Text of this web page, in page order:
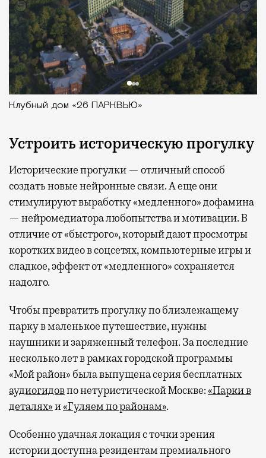
Клубный дом «26 ПАРКВЬЮ»
Устроить историческую прогулку
Исторические прогулки — отличный способ
создать новые нейронные связи. А еще они
стимулируют выработку «медленного» дофамина
— нейромедиатора любопытства и мотивации. В
отличие от «быстрого», который дают просмотры
коротких видео в соцсетях, компьютерные игры и
сладкое, эффект от «медленного» сохраняется
надолго.
Чтобы превратить прогулку по близлежащему
парку в маленькое путешествие, нужны
наушники и заряженный телефон. За последние
несколько лет в рамках городской программы
«Мой район» была выпущена серия бесплатных
аудиогидовпо нетуристической Москве:«Парки в
деталях»и«Гуляем по районам».
Особенно удачная локация с точки зрения
истории доступна резидентам премиального